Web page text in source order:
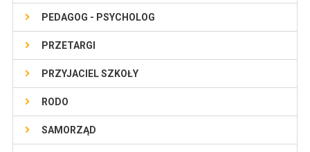
PEDAGOG - PSYCHOLOG
PRZETARGI
PRZYJACIEL SZKOŁY
RODO
SAMORZĄD